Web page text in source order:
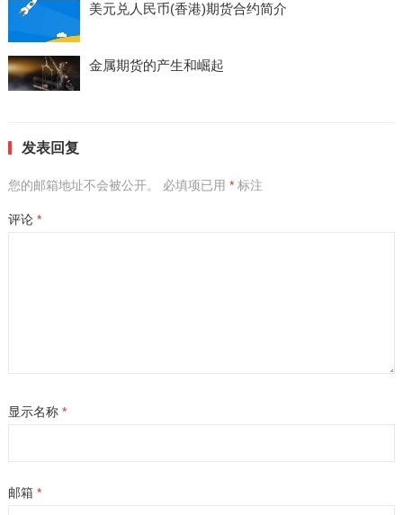
美元兑人民币(香港)期货合约简介
金属期货的产生和崛起
发表回复
您的邮箱地址不会被公开。 必填项已用 *标注
评论 *
显示名称 *
邮箱 *